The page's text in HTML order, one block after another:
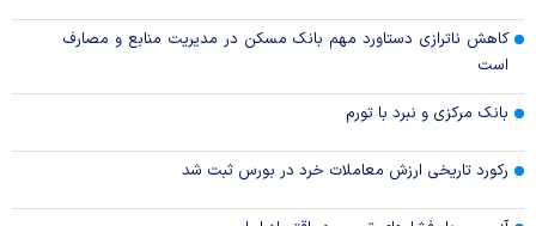
کاهش ناترازی دستاورد مهم بانک مسکن در مدیریت منابع و مصارف
است
بانک مرکزی و نبرد با تورم
رکورد تاریخی ارزش معاملات خرد در بورس ثبت شد